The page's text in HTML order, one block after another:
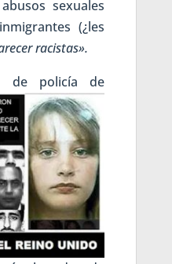
sexuales
(¿les
racistas».
de policía de